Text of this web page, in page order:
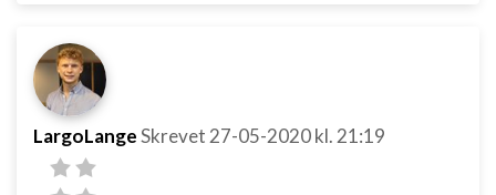
LargoLangeSkrevet 27-05-2020kl. 21:19